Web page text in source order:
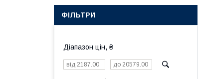
ФІЛЬТРИ
Діапазон цін, ₴